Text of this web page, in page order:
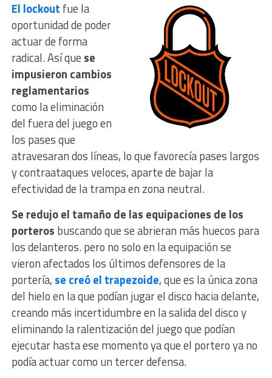
El lockout fue la
oportunidad de poder
actuar de forma
radical. Así que se
impusieron cambios
reglamentarios
como la eliminación
del fuera del juego en
los pases que
atravesaran dos líneas, lo que favorecía pases largos
y contraataques veloces, aparte de bajar la
efectividad de la trampa en zona neutral.
Se redujo el tamaño de las equipaciones de los
porteros buscando que se abrieran más huecos para
los delanteros. pero no solo en la equipación se
vieron afectados los últimos defensores de la
portería, se creó el trapezoide, que es la única zona
del hielo en la que podían jugar el disco hacia delante,
creando más incertidumbre en la salida del disco y
eliminando la ralentización del juego que podían
ejecutar hasta ese momento ya que el portero ya no
podía actuar como un tercer defensa.